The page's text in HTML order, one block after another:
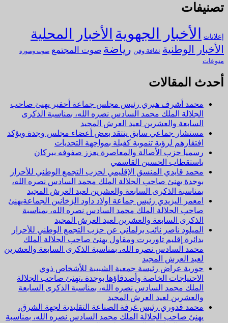
تصنيفات
إعلانات الأخبار الجهوية الأخبار المحلية
الأخبار الوطنية ثقافة وفن رياضة صوت المجتمع صوت وصورة
منوعات
أحدث المقالات
محمد أشرف هبري رئيس مجلس جماعة أحفير يهنئ صاحب
الجلالة الملك محمد السادس نصره الله، بمناسبة الذكرى
السابعة والعشرين لعيد العرش المجيد
مستشار جماعي سابق ينتقد بعض أعضاء مجلس وجدة ويؤكد
افتقارهم لرؤية تنموية كفيلة بمواجهة التحديات
رسميا حزب الأصالة والمعاصرة يعزز صفوفه ببركان
باستقطاب الحسين القاسمي
محمد قايدي المنسق الإقليمي لحزب التجمع الوطني للأحرار
بوجدة يهنئ صاحب الجلالة الملك محمد السادس نصره الله،
بمناسبة الذكرى السابعة والعشرين لعيد العرش المجيد
امعمر اليزيدي رئيس جماعة اولاد داود الزخانين الجماعةيهنئ
صاحب الجلالة الملك محمد السادس نصره الله، بمناسبة
الذكرى السابعة والعشرين لعيد العرش المجيد
الميلود ناصر نائب برلماني عن حزب التجمع الوطني للأحرار
بدائرة إقليم تاوريرت ومقاول يهنئ صاحب الجلالة الملك
محمد السادس نصره الله، بمناسبة الذكرى السابعة والعشرين
لعيد العرش المجيد
حورية عراض رئيسة جمعية الشبيبة للأشخاص ذوي
الاحتياجات الخاصة وأصدقاؤها بوجدة ،تهنئ صاحب الجلالة
الملك محمد السادس نصره الله، بمناسبة الذكرى السابعة
والعشرين لعيد العرش المجيد
محمد قدوري رئيس غرفة الصناعة التقليدية لجهة الشرق،
يهنئ صاحب الجلالة الملك محمد السادس نصره الله، بمناسبة